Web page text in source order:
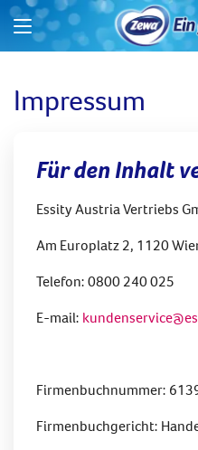
Impressum
Für den Inhalt
Essity Austria Vertriebs
Am Europlatz 2, 1120
Telefon: 0800 240 025
E-mail:
Firmenbuchnummer:
Firmenbuchgericht: